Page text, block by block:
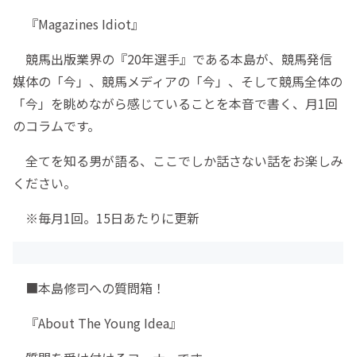
『Magazines Idiot』
競馬出版業界の『20年選手』である本島が、競馬発信
媒体の「今」、競馬メディアの「今」、そして競馬全体の
「今」を眺めながら感じていることを本音で書く、月1回
のコラムです。
全てを知る男が語る、ここでしか話さない話をお楽しみ
ください。
※毎月1回。15日あたりに更新
■本島修司への質問箱！
『About The Young Idea』